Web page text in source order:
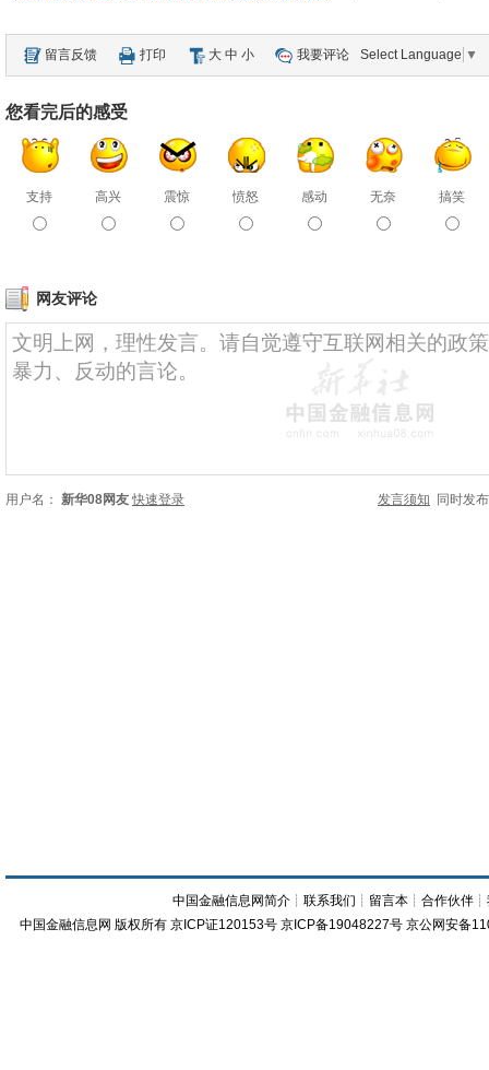
留言反馈 打印 大 中 小 我要评论 Select Language ▼
您看完后的感受
支持 高兴 震惊 愤怒 感动 无奈 搞笑
网友评论
用户名： 新华08网友 快速登录 发言须知 同时发
中国金融信息网简介 ┊联系我们 ┊ 留言本 ┊合作伙伴 ┊
中国金融信息网 版权所有 京ICP证120153号 京ICP备19048227号 京公网安备